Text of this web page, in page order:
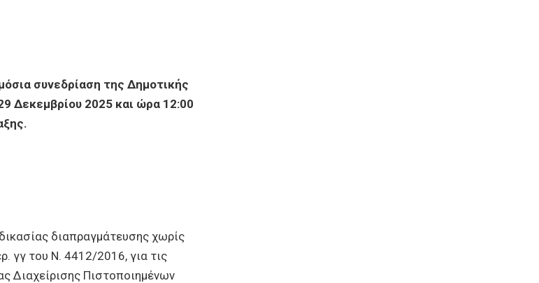
συνεδρίαση της Δημοτικής
Δεκεμβρίου 2025 και ώρα 12:00
διαπραγμάτευσης χωρίς
γγ του Ν. 4412/2016, για τις
Διαχείρισης Πιστοποιημένων